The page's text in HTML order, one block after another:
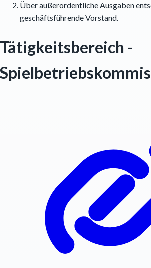
Über außerordentliche Ausgaben
geschäftsführende Vorstand.
Tätigkeitsbereich -